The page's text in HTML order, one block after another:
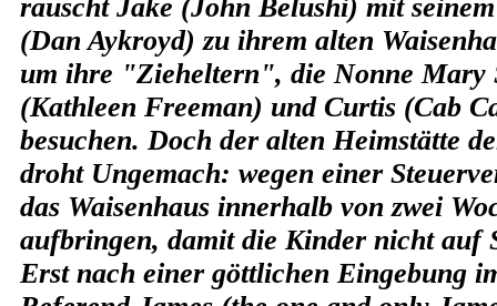
rauscht Jake (John Belushi) mit
(Dan Aykroyd) zu ihrem alten
um ihre "Zieheltern", die Nonne Mary
(Kathleen Freeman) und Curtis (Cab
besuchen. Doch der alten Heimstätte
droht Ungemach: wegen einer
das Waisenhaus innerhalb von zwei
aufbringen, damit die Kinder nicht auf
Erst nach einer göttlichen Eingebung